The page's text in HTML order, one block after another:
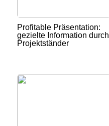
Profitable Präsentation:
gezielte Information durch
Projektständer